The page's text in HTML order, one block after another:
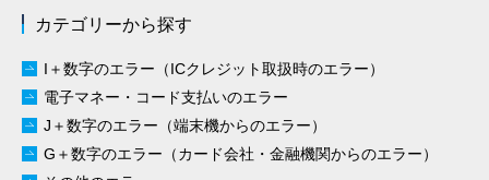
カテゴリーから探す
I＋数字のエラー（ICクレジット取扱時のエラー）
電子マネー・コード支払いのエラー
J＋数字のエラー（端末機からのエラー）
G＋数字のエラー（カード会社・金融機関からのエラー）